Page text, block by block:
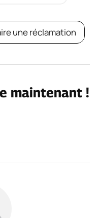
une réclamation
maintenant !